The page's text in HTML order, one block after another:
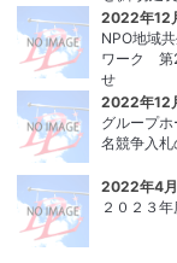
2022年12
NPO地域
ワーク 第
せ
2022年12
グループ
名競争⼊
2022年4
２０２３